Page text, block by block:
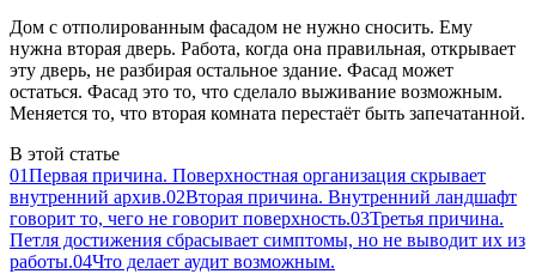
Дом с отполированным фасадом не нужно сносить. Ему
нужна вторая дверь. Работа, когда она правильная, открывает
эту дверь, не разбирая остальное здание. Фасад может
остаться. Фасад это то, что сделало выживание возможным.
Меняется то, что вторая комната перестаёт быть запечатанной.
В этой статье
01Первая причина. Поверхностная организация скрывает
внутренний архив.02Вторая причина. Внутренний ландшафт
говорит то, чего не говорит поверхность.03Третья причина.
Петля достижения сбрасывает симптомы, но не выводит их из
работы.04Что делает аудит возможным.